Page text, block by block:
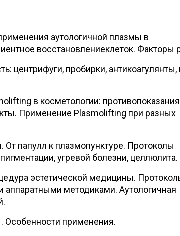
аутологичной плазмы в
восстановлениеклеток. Факторы
центрифуги, пробирки, антикоагулянты,
в косметологии:
Применение Plasmolifting при разных
От папулл к плазмопунктуре. Протоколы
угревой болезни, целлюлита.
эстетической медицины.
методиками. Аутологичная
Особенности применения.